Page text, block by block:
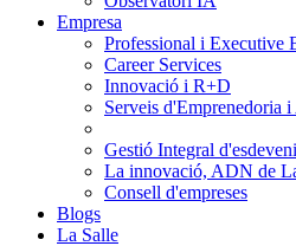
Empresa
Professional i Executive
Career Services
Innovació i R+D
Serveis d'Emprenedoria
Gestió Integral
La innovació, ADN de
Consell d'empreses
Blogs
La Salle